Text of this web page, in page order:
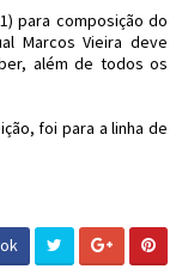
para composição do
Marcos Vieira deve
além de todos os
foi para a linha de